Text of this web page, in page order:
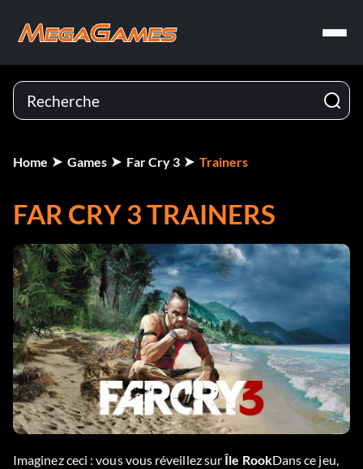
Home Games Far Cry 3 Trainers
FAR CRY 3 TRAINERS
Imaginez ceci : vous vous réveillez surÎle RookDans ce jeu,